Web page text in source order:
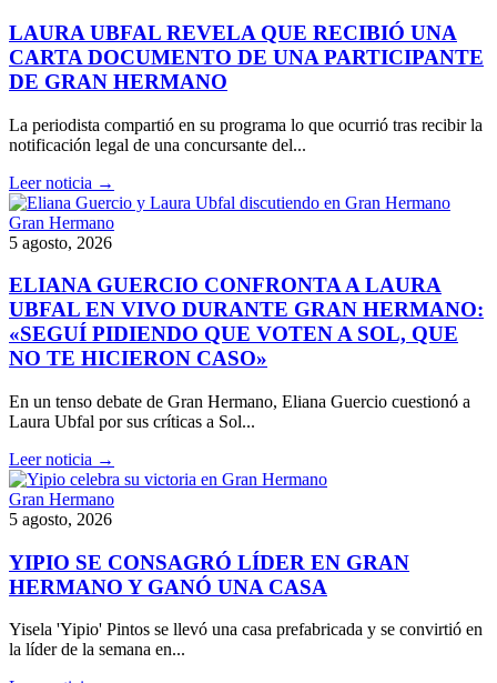
LAURA UBFAL REVELA QUE RECIBIÓ UNA
CARTA DOCUMENTO DE UNA PARTICIPANTE
DE GRAN HERMANO
La periodista compartió en su programa lo que ocurrió tras recibir la
notificación legal de una concursante del...
Leer noticia →
Gran Hermano
5 agosto, 2026
ELIANA GUERCIO CONFRONTA A LAURA
UBFAL EN VIVO DURANTE GRAN HERMANO:
«SEGUÍ PIDIENDO QUE VOTEN A SOL, QUE
NO TE HICIERON CASO»
En un tenso debate de Gran Hermano, Eliana Guercio cuestionó a
Laura Ubfal por sus críticas a Sol...
Leer noticia →
Gran Hermano
5 agosto, 2026
YIPIO SE CONSAGRÓ LÍDER EN GRAN
HERMANO Y GANÓ UNA CASA
Yisela 'Yipio' Pintos se llevó una casa prefabricada y se convirtió en
la líder de la semana en...